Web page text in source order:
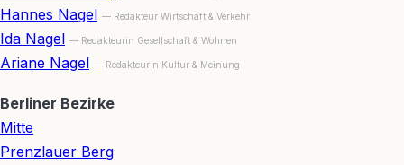
Hannes Nagel — Redakteur Wirtschaft & Verkehr
Ida Nagel — Redakteurin Gesellschaft & Wohnen
Ariane Nagel — Redakteurin Kultur & Meinung
Berliner Bezirke
Mitte
Prenzlauer Berg